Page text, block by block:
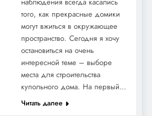
того, как прекрасные домики
могут вжиться в окружающее
пространство. Сегодня я хочу
остановиться на очень
интересной теме – выборе
места для строительства
купольного дома. На первый…
Читать далее